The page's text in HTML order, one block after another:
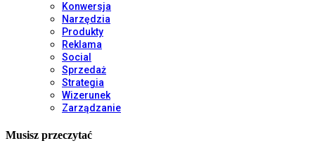
Konwersja
Narzędzia
Produkty
Reklama
Social
Sprzedaż
Strategia
Wizerunek
Zarządzanie
Musisz przeczytać